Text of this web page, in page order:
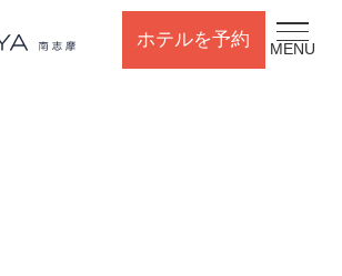
ホテルを予約 MENU